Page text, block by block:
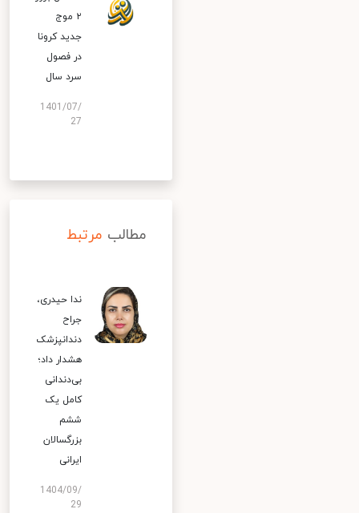
۲ موج
جدید کرونا
در فصول
سرد سال
1401/07/
27
مطالب مرتبط
ندا حیدری،
جراح
دندانپزشک
هشدار داد؛
بی‌دندانی
کامل یک
ششم
بزرگسالان
ایرانی
1404/09/
29